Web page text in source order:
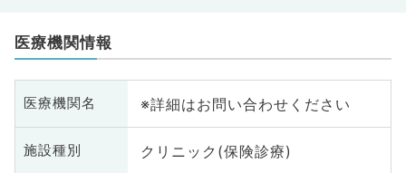
医療機関情報
医療機関名 ※詳細はお問い合わせください
施設種別 クリニック(保険診療)